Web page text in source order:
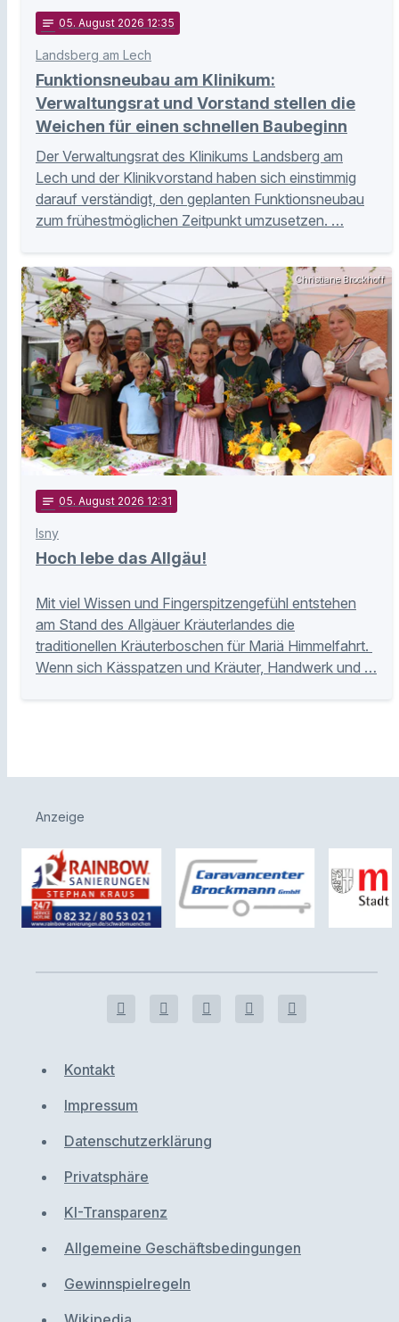
notes 05. August 2026 12:35
Landsberg am Lech
Funktionsneubau am Klinikum:
Verwaltungsrat und Vorstand stellen die
Weichen für einen schnellen Baubeginn
Der Verwaltungsrat des Klinikums Landsberg am
Lech und der Klinikvorstand haben sich einstimmig
darauf verständigt, den geplanten Funktionsneubau
zum frühestmöglichen Zeitpunkt umzusetzen. …
Christiane Brockhoff
notes 05. August 2026 12:31
Isny
Hoch lebe das Allgäu!
Mit viel Wissen und Fingerspitzengefühl entstehen
am Stand des Allgäuer Kräuterlandes die
traditionellen Kräuterboschen für Mariä Himmelfahrt.
Wenn sich Kässpatzen und Kräuter, Handwerk und …
Anzeige
Kontakt
Impressum
Datenschutzerklärung
Privatsphäre
KI-Transparenz
Allgemeine Geschäftsbedingungen
Gewinnspielregeln